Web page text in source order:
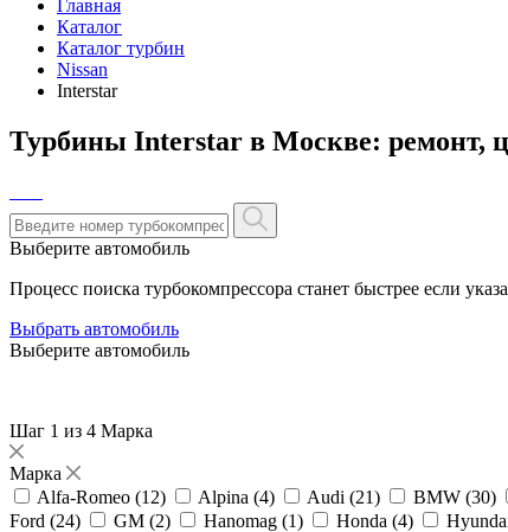
Главная
Каталог
Каталог турбин
Nissan
Interstar
Турбины Interstar в Москве: ремонт,
Выберите автомобиль
Процесс поиска турбокомпрессора станет быстрее если
Выбрать автомобиль
Выберите автомобиль
Шаг 1 из 4 Марка
Марка
Alfa-Romeo (12) Alpina (4) Audi (21) BMW (30)
Ford (24) GM (2) Hanomag (1) Honda (4)